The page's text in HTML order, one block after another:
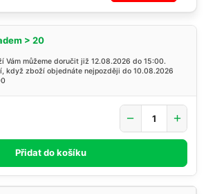
> 20
Vám můžeme doručit již 12.08.2026 do 15:00.
když zboží objednáte nejpozději do 10.08.2026
Přidat do košíku